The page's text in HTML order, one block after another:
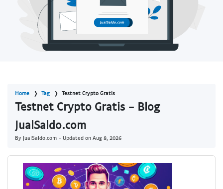
Home Tag Testnet Crypto Gratis
Testnet Crypto Gratis - Blog
JualSaldo.com
By JualSaldo.com - Updated on Aug 8, 2026